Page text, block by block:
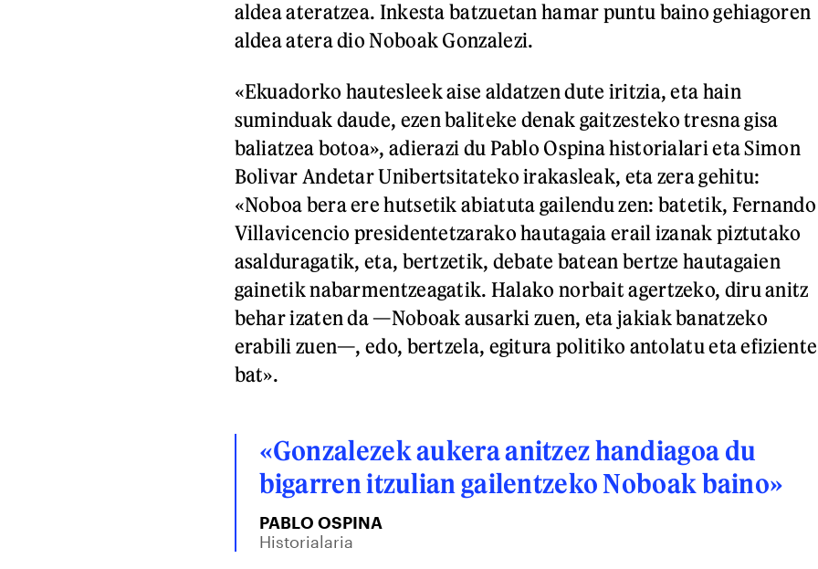
aldea ateratzea. Inkesta batzuetan hamar puntu baino gehiagoren
aldea atera dio Noboak Gonzalezi.
«Ekuadorko hautesleek aise aldatzen dute iritzia, eta hain
suminduak daude, ezen baliteke denak gaitzesteko tresna gisa
baliatzea botoa», adierazi du Pablo Ospina historialari eta Simon
Bolivar Andetar Unibertsitateko irakasleak, eta zera gehitu:
«Noboa bera ere hutsetik abiatuta gailendu zen: batetik, Fernando
Villavicencio presidentetzarako hautagaia erail izanak piztutako
asalduragatik, eta, bertzetik, debate batean bertze hautagaien
gainetik nabarmentzeagatik. Halako norbait agertzeko, diru anitz
behar izaten da —Noboak ausarki zuen, eta jakiak banatzeko
erabili zuen—, edo, bertzela, egitura politiko antolatu eta efiziente
bat».
«Gonzalezek aukera anitzez handiagoa du
bigarren itzulian gailentzeko Noboak baino»
PABLO OSPINA
Historialaria